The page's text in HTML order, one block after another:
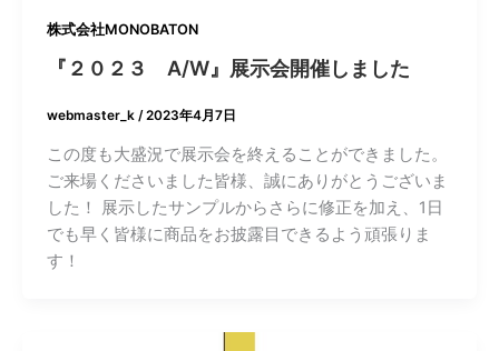
株式会社MONOBATON
『２０２３ A/W』展示会開催しました
webmaster_k/2023年4月7日
この度も大盛況で展示会を終えることができました。
ご来場くださいました皆様、誠にありがとうございま
した！ 展示したサンプルからさらに修正を加え、1日
でも早く皆様に商品をお披露目できるよう頑張りま
す！